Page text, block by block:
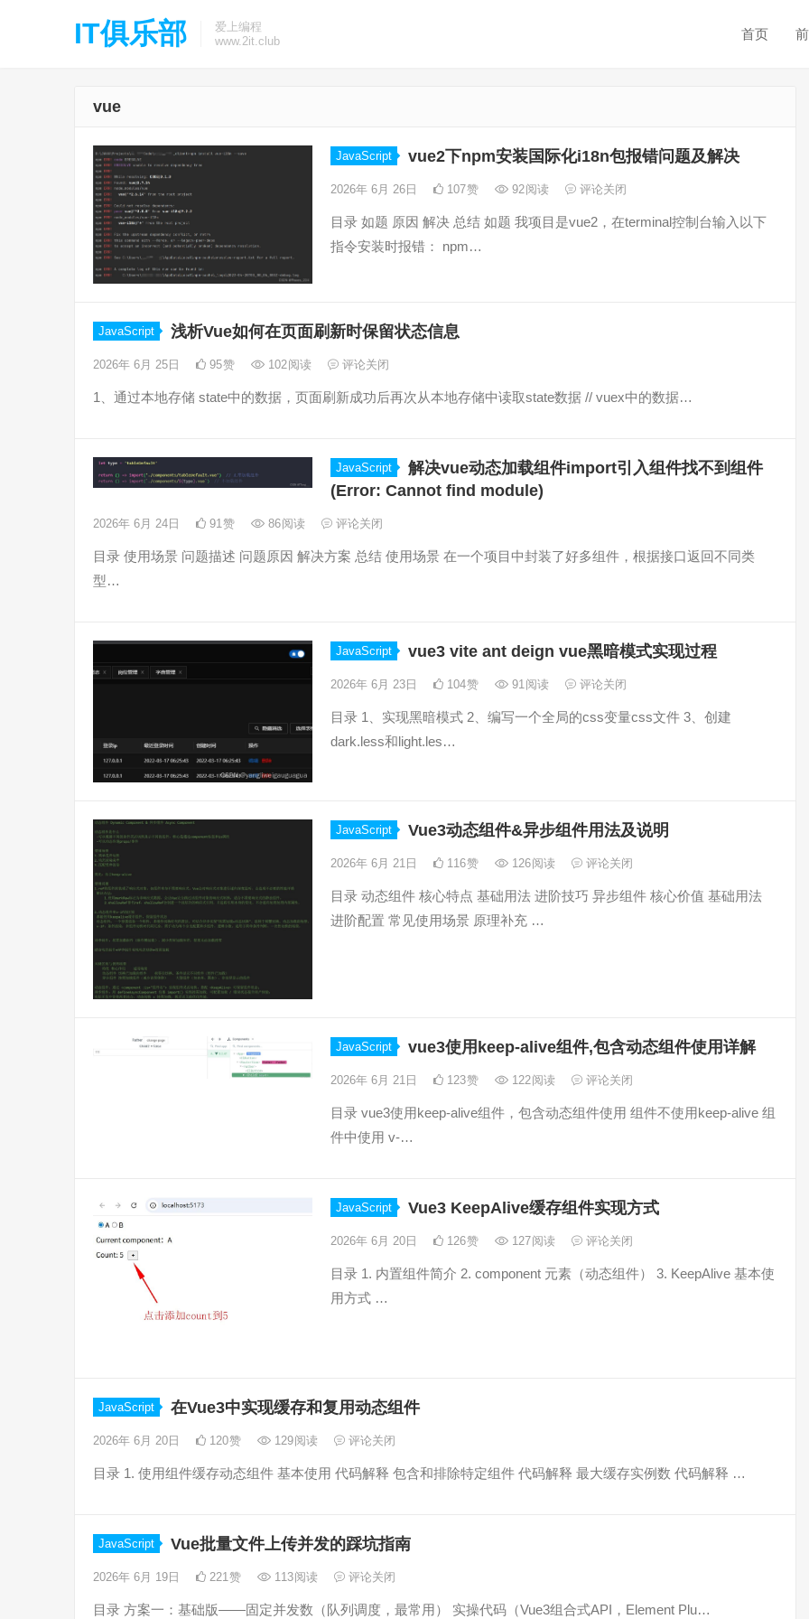
IT俱乐部
爱上编程
www.2it.club
首页
vue
JavaScript vue2下npm安装国际化i18n包报错问题及解决
2026年 6月 26日 107赞 92阅读 评论关闭
目录 如题 原因 解决 总结 如题 我项目是vue2，在terminal控制台输入以下
指令安装时报错： npm…
JavaScript 浅析Vue如何在页面刷新时保留状态信息
2026年 6月 25日 95赞 102阅读 评论关闭
1、通过本地存储 state中的数据，页面刷新成功后再次从本地存储中读取state数据 // vuex中的数据…
JavaScript
解决vue动态加载组件import引入组件找不到组件
(Error: Cannot find module)
2026年 6月 24日 91赞 86阅读 评论关闭
目录 使用场景 问题描述 问题原因 解决方案 总结 使用场景 在一个项目中封装了好多组件，根据接口返回不同类
型…
JavaScript vue3 vite ant deign vue黑暗模式实现过程
2026年 6月 23日 104赞 91阅读 评论关闭
目录 1、实现黑暗模式 2、编写一个全局的css变量css文件 3、创建
dark.less和light.les…
JavaScript Vue3动态组件&异步组件用法及说明
2026年 6月 21日 116赞 126阅读 评论关闭
目录 动态组件 核心特点 基础用法 进阶技巧 异步组件 核心价值 基础用法
进阶配置 常见使用场景 原理补充 …
JavaScript vue3使用keep-alive组件,包含动态组件使用详解
2026年 6月 21日 123赞 122阅读 评论关闭
目录 vue3使用keep-alive组件，包含动态组件使用 组件不使用keep-alive 组
件中使用 v-…
JavaScript Vue3 KeepAlive缓存组件实现方式
2026年 6月 20日 126赞 127阅读 评论关闭
目录 1. 内置组件简介 2. component 元素（动态组件） 3. KeepAlive 基本使
用方式 …
JavaScript 在Vue3中实现缓存和复用动态组件
2026年 6月 20日 120赞 129阅读 评论关闭
目录 1. 使用组件缓存动态组件 基本使用 代码解释 包含和排除特定组件 代码解释 最大缓存实例数 代码解释 …
JavaScript Vue批量文件上传并发的踩坑指南
2026年 6月 19日 221 赞 113阅读 评论关闭
目录 方案一：基础版——固定并发数（队列调度，最常用） 实操代码（Vue3组合式API，Element Plu…